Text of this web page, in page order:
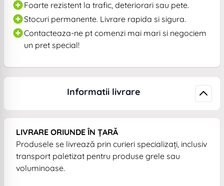
Foarte rezistent la trafic, deteriorari sau pete.
Stocuri permanente. Livrare rapida si sigura.
Contacteaza-ne pt comenzi mai mari si negociem
un pret special!
Informatii livrare
LIVRARE ORIUNDE ÎN ȚARĂ
Produsele se livrează prin curieri specializați, inclusiv
transport paletizat pentru produse grele sau
voluminoase.